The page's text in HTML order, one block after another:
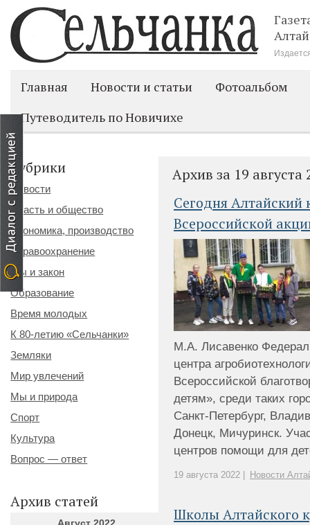
Главная Новости и статьи
Фотоальбом
Путеводитель по Новичихе
Архив за 19 августа
Сегодня Алтайский
Всероссийской
М.А. Лисавенко
центра
Всероссийской
детям», среди таких
Санкт-Петербург,
Донецк, Мичуринск.
центров помощи для
19 августа 2022 | Новости
Школы Алтайского
Рубрики
Новости
Власть и общество
Экономика, производство
Здравоохранение
Мы и закон
Образование
Время молодых
К 80-летию «Сельчанки»
Земляки
Мир увлечений
Мы и природа
Спорт
Культура
Вопрос — ответ
Архив статей